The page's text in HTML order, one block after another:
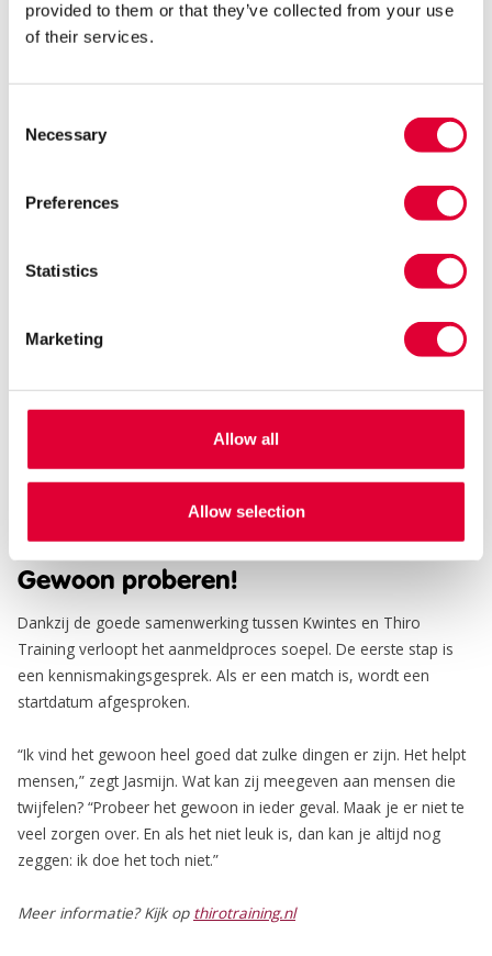
provided to them or that they’ve collected from your use
of their services.
Selection
Necessary
Preferences
Statistics
Marketing
Allow all
Allow selection
voor groei in een veilige omgeving. Het resultaat is dat mensen
zoals Jasmijn niet alleen fitter worden, maar ook meer
Gewoon proberen!
Dankzij de goede samenwerking tussen Kwintes en Thiro
Training verloopt het aanmeldproces soepel. De eerste stap is
een kennismakingsgesprek. Als er een match is, wordt een
startdatum afgesproken.
“Ik vind het gewoon heel goed dat zulke dingen er zijn. Het helpt
mensen,” zegt Jasmijn. Wat kan zij meegeven aan mensen die
twijfelen? “Probeer het gewoon in ieder geval. Maak je er niet te
veel zorgen over. En als het niet leuk is, dan kan je altijd nog
zeggen: ik doe het toch niet.”
Meer informatie? Kijk op thirotraining.nl